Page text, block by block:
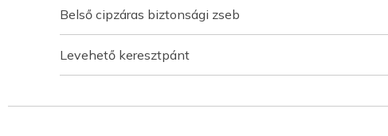
Belső cipzáras biztonsági zseb
Levehető keresztpánt